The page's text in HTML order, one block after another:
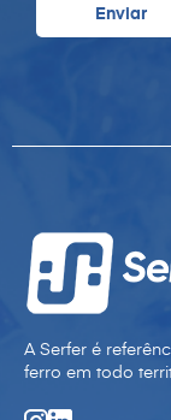
A Serfer é
ferro em todo